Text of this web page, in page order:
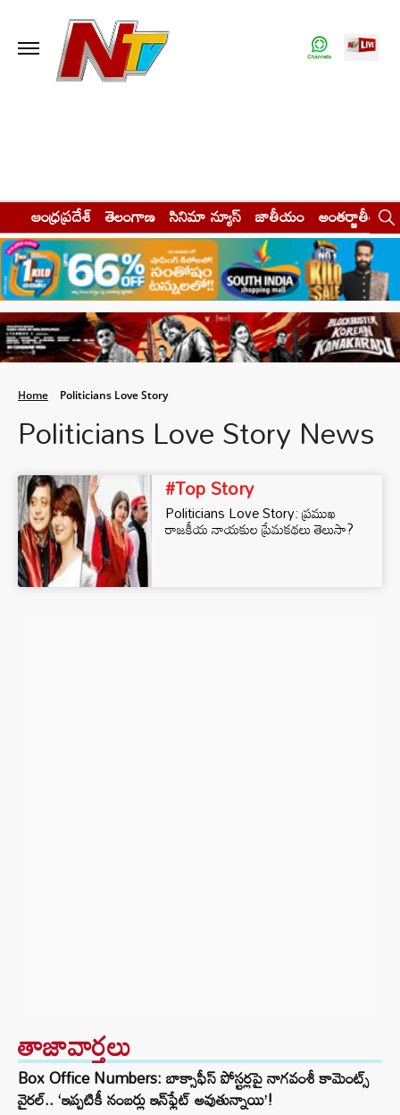
ఆంధ్రప్రదేశ్ తెలంగాణ సినిమా న్యూస్ జాతీయం అంతర్జాతీయం
Home Politicians Love Story
Politicians Love Story News
#Top Story
Politicians Love Story: ప్రముఖ
రాజకీయ నాయకుల ప్రేమకథలు తెలుసా?
తాజావార్తలు
Box Office Numbers: బాక్సాఫీస్ పోస్టర్లపై నాగవంశీ కామెంట్స్
వైరల్.. ‘ఇప్పటికీ నంబర్లు ఇన్‌ఫ్లేట్ అవుతున్నాయి’!